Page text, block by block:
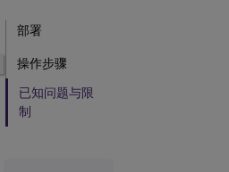
部署
操作步骤
已知问题与限
制